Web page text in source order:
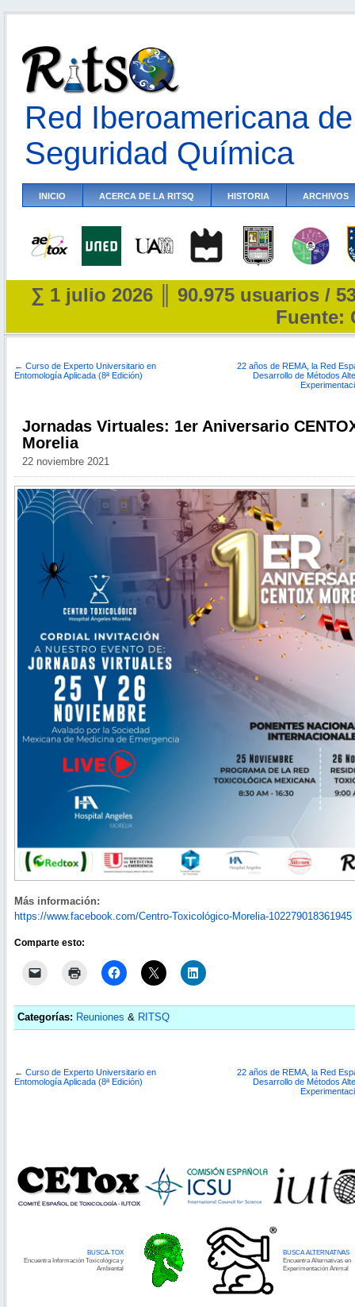
Red Iberoamericana
Seguridad Química
INICIO ACERCA DE LA RITSQ HISTORIA ARCHIVOS
∑ 1 julio 2026 ║ 90.975 usuarios /
Fuente:
← Curso de Experto Universitario en
Entomología Aplicada (8ª Edición)
22 años de REMA, la Red
Desarrollo de Métodos
Jornadas Virtuales: 1er Aniversario
Morelia
22 noviembre 2021
Más información:
https://www.facebook.com/Centro-Toxicológico-Morelia-102279018361945
Comparte esto:
Categorías: Reuniones & RITSQ
← Curso de Experto Universitario en
Entomología Aplicada (8ª Edición)
22 años de REMA, la Red
Desarrollo de Métodos
BUSCA-TOX
Encuentra Información Toxicológica y
Ambiental
BUSCA ALTERNATIVAS
Encuentra Alternativas en
Experimentación Animal